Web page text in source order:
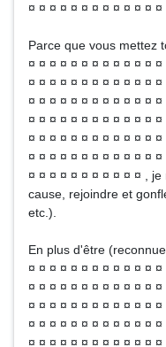
¤ ¤ ¤ ¤ ¤ ¤ ¤ ¤ ¤ ¤ ¤ ¤ ¤
Parce que vous mettez
¤ ¤ ¤ ¤ ¤ ¤ ¤ ¤ ¤ ¤ ¤ ¤
¤ ¤ ¤ ¤ ¤ ¤ ¤ ¤ ¤ ¤ ¤ ¤
¤ ¤ ¤ ¤ ¤ ¤ ¤ ¤ ¤ ¤ ¤ ¤
¤ ¤ ¤ ¤ ¤ ¤ ¤ ¤ ¤ ¤ ¤ ¤
¤ ¤ ¤ ¤ ¤ ¤ ¤ ¤ ¤ ¤ ¤ ¤
¤ ¤ ¤ ¤ ¤ ¤ ¤ ¤ ¤ ¤ ¤ ¤
¤ ¤ ¤ ¤ ¤ ¤ ¤ ¤ ¤ ¤ ¤ ,
cause, rejoindre et
etc.).
En plus d'être
¤ ¤ ¤ ¤ ¤ ¤ ¤ ¤ ¤ ¤ ¤ ¤
¤ ¤ ¤ ¤ ¤ ¤ ¤ ¤ ¤ ¤ ¤ ¤
¤ ¤ ¤ ¤ ¤ ¤ ¤ ¤ ¤ ¤ ¤ ¤
¤ ¤ ¤ ¤ ¤ ¤ ¤ ¤ ¤ ¤ ¤ ¤
¤ ¤ ¤ ¤ ¤ ¤ ¤ ¤ ¤ ¤ ¤ ¤ ¤